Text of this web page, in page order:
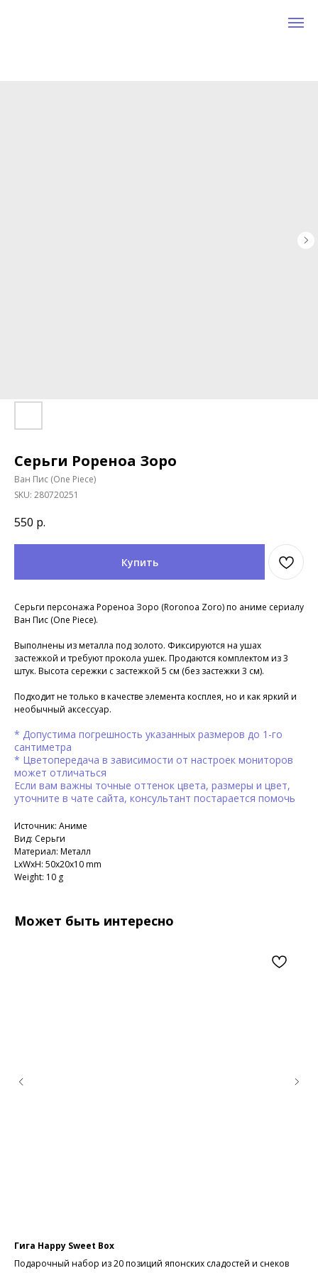
Серьги Рореноа Зоро
Ван Пис (One Piece)
SKU: 280720251
550 р.
Купить
Серьги персонажа Рореноа Зоро (Roronoa Zoro) по аниме сериалу
Ван Пис (One Piece).
Выполнены из металла под золото. Фиксируются на ушах
застежкой и требуют прокола ушек. Продаются комплектом из 3
штук. Высота сережки с застежкой 5 см (без застежки 3 см).
Подходит не только в качестве элемента косплея, но и как яркий и
необычный аксессуар.
* Допустима погрешность указанных размеров до 1-го
сантиметра
* Цветопередача в зависимости от настроек мониторов
может отличаться
Если вам важны точные оттенок цвета, размеры и цвет,
уточните в чате сайта, консультант постарается помочь
Источник: Аниме
Вид: Серьги
Материал: Металл
LxWxH: 50x20x10 mm
Weight: 10 g
Может быть интересно
Гига Happy Sweet Box
Подарочный набор из 20 позиций японских сладостей и снеков